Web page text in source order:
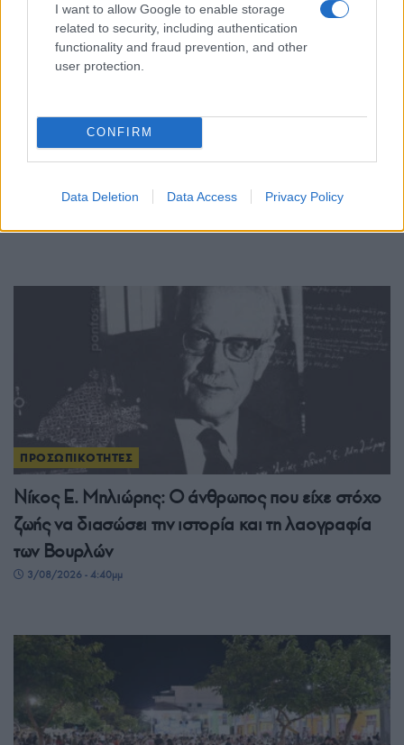
I want to allow Google to enable storage
related to security, including authentication
functionality and fraud prevention, and other
user protection.
CONFIRM
Data Deletion Data Access Privacy Policy
ταινία για τη Γενοκτονία των Ποντίων
ΠΡΟΣΩΠΙΚΟΤΗΤΕΣ
Νίκος Ε. Μηλιώρης: Ο άνθρωπος που είχε στόχο
ζωής να διασώσει την ιστορία και τη λαογραφία
των Βουρλών
3/08/2026 - 4:40μμ